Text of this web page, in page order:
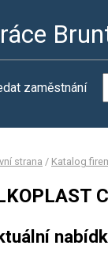
zaměstnání
strana / Katalog